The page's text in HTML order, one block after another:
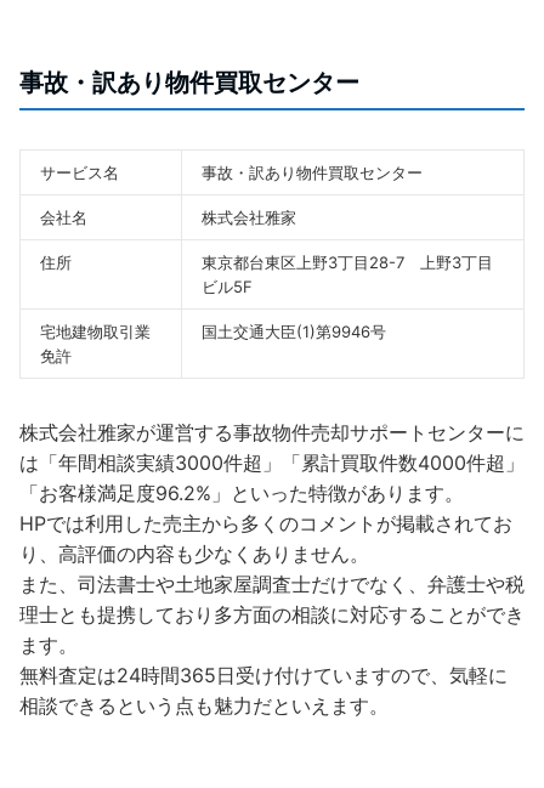
事故・訳あり物件買取センター
サービス名 事故・訳あり物件買取センター
会社名 株式会社雅家
住所
東京都台東区上野3丁目28-7 上野3丁目
ビル5F
宅地建物取引業
免許
国土交通大臣(1)第9946号
株式会社雅家が運営する事故物件売却サポートセンターに
は「年間相談実績3000件超」「累計買取件数4000件超」
「お客様満足度96.2%」といった特徴があります。
HPでは利用した売主から多くのコメントが掲載されてお
り、高評価の内容も少なくありません。
また、司法書士や土地家屋調査士だけでなく、弁護士や税
理士とも提携しており多方面の相談に対応することができ
ます。
無料査定は24時間365日受け付けていますので、気軽に
相談できるという点も魅力だといえます。